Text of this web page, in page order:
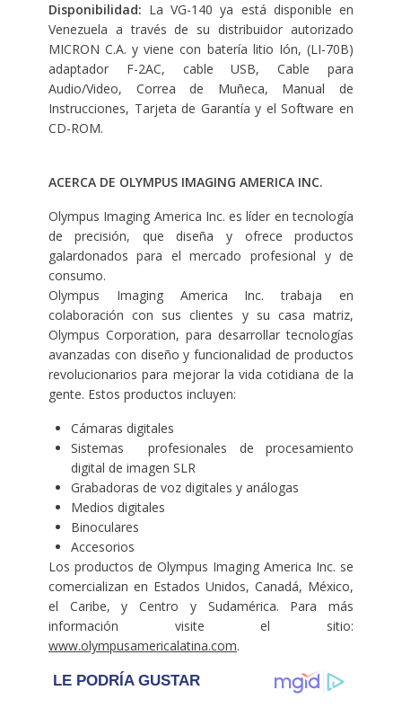
Disponibilidad: La VG-140 ya está disponible en
Venezuela a través de su distribuidor autorizado
MICRON C.A. y viene con batería litio Ión, (LI-70B)
adaptador F-2AC, cable USB, Cable para
Audio/Video, Correa de Muñeca, Manual de
Instrucciones, Tarjeta de Garantía y el Software en
CD-ROM.
ACERCA DE OLYMPUS IMAGING AMERICA INC.
Olympus Imaging America Inc. es líder en tecnología
de precisión, que diseña y ofrece productos
galardonados para el mercado profesional y de
consumo.
Olympus Imaging America Inc. trabaja en
colaboración con sus clientes y su casa matriz,
Olympus Corporation, para desarrollar tecnologías
avanzadas con diseño y funcionalidad de productos
revolucionarios para mejorar la vida cotidiana de la
gente. Estos productos incluyen:
Cámaras digitales
Sistemas profesionales de procesamiento
digital de imagen SLR
Grabadoras de voz digitales y análogas
Medios digitales
Binoculares
Accesorios
Los productos de Olympus Imaging America Inc. se
comercializan en Estados Unidos, Canadá, México,
el Caribe, y Centro y Sudamérica. Para más
información visite el sitio:
www.olympusamericalatina.com.